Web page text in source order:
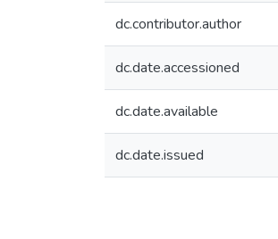
dc.contributor.author
dc.date.accessioned
dc.date.available
dc.date.issued